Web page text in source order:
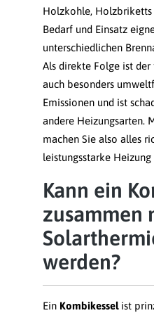
Holzkohle, Holzbriketts
Bedarf und Einsatz
unterschiedlichen
Als direkte Folge ist der
auch besonders
Emissionen und ist
andere Heizungsarten.
machen Sie also alles
leistungsstarke
Kann ein
zusammen
werden?
Ein Kombikesselist